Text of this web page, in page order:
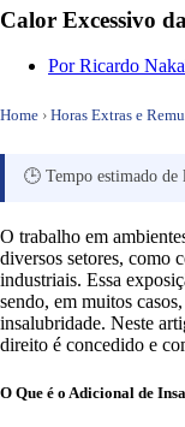
Calor Excessivo
PorRicardo
Home › Horas Extras e
🕒 Tempo estimado de
O trabalho em
diversos setores, como
industriais. Essa
sendo, em muitos
insalubridade. Neste
direito é concedido e
O Que é o Adicional de